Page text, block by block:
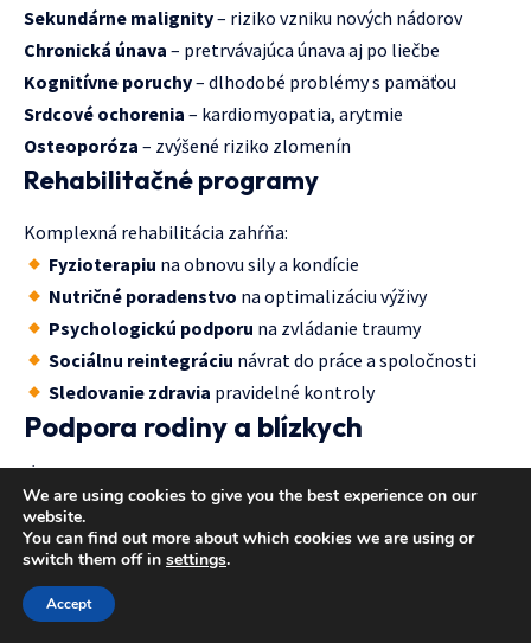
Sekundárne malignity– riziko vzniku nových nádorov
Chronická únava – pretrvávajúca únava aj po liečbe
Kognitívne poruchy– dlhodobé problémy s pamäťou
Srdcové ochorenia – kardiomyopatia, arytmie
Osteoporóza – zvýšené riziko zlomenín
Rehabilitačné programy
Komplexná rehabilitácia zahŕňa:
Fyzioterapiu na obnovu sily a kondície
Nutričné poradenstvo na optimalizáciu výživy
Psychologickú podporu na zvládanie traumy
Sociálnu reintegráciu návrat do práce a spoločnosti
Sledovanie zdravia pravidelné kontroly
Podpora rodiny a blízkych
Úloha rodiny v liečbe
Rodina hrá kľúčovú úlohu v úspešnom zvládaní
chemoterapie:
We are using cookies to give you the best experience on our
website.
You can find out more about which cookies we are using or
switch them off in settings.
Accept